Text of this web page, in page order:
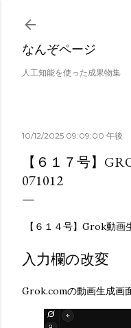
スキップして
なんぞページ
人工知能を使った成果物集
10/12/2025 09:09:00 午後
【６１７号】
071012
【６１４号】Grok動
入力欄の改変
Grok.comの動画生成画